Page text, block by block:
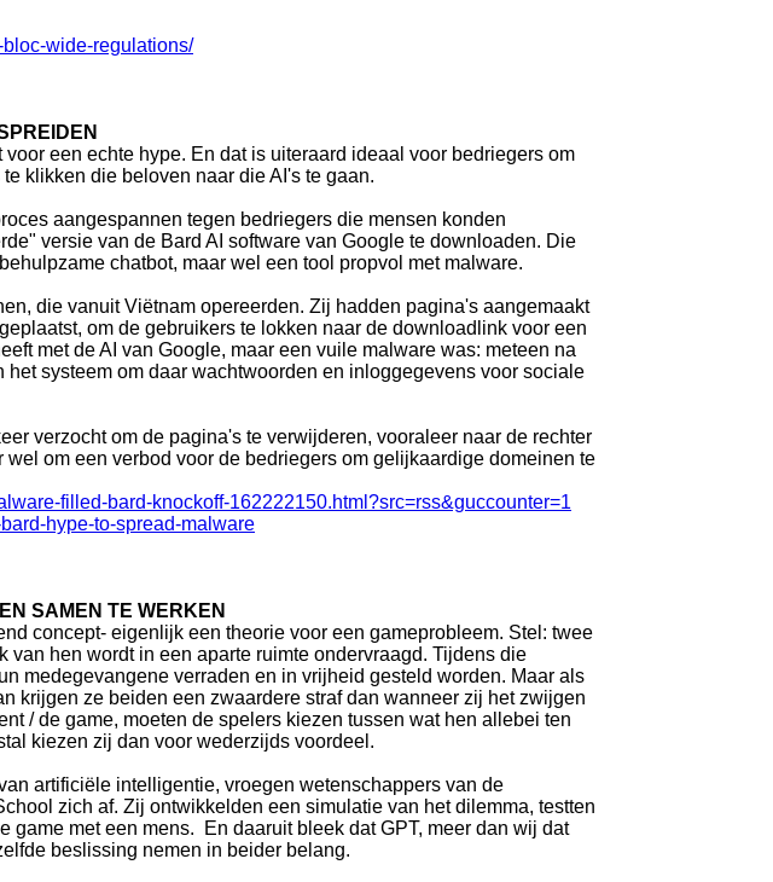
wide-regulations/
een echte hype. En dat is uiteraard ideaal voor bedriegers om
klikken die beloven naar die AI's te gaan.
aangespannen tegen bedriegers die mensen konden
versie van de Bard AI software van Google te downloaden. Die
chatbot, maar wel een tool propvol met malware.
die vanuit Viëtnam opereerden. Zij hadden pagina's aangemaakt
om de gebruikers te lokken naar de downloadlink voor een
met de AI van Google, maar een vuile malware was: meteen na
systeem om daar wachtwoorden en inloggegevens voor sociale
verzocht om de pagina's te verwijderen, vooraleer naar de rechter
om een verbod voor de bedriegers om gelijkaardige domeinen te
filled-bard-knockoff-162222150.html?src=rss&guccounter=1
hype-to-spread-malware
SAMEN TE WERKEN
concept- eigenlijk een theorie voor een gameprobleem. Stel: twee
van hen wordt in een aparte ruimte ondervraagd. Tijdens die
medegevangene verraden en in vrijheid gesteld worden. Maar als
krijgen ze beiden een zwaardere straf dan wanneer zij het zwijgen
/ de game, moeten de spelers kiezen tussen wat hen allebei ten
kiezen zij dan voor wederzijds voordeel.
artificiële intelligentie, vroegen wetenschappers van de
zich af. Zij ontwikkelden een simulatie van het dilemma, testten
game met een mens. En daaruit bleek dat GPT, meer dan wij dat
beslissing nemen in beider belang.